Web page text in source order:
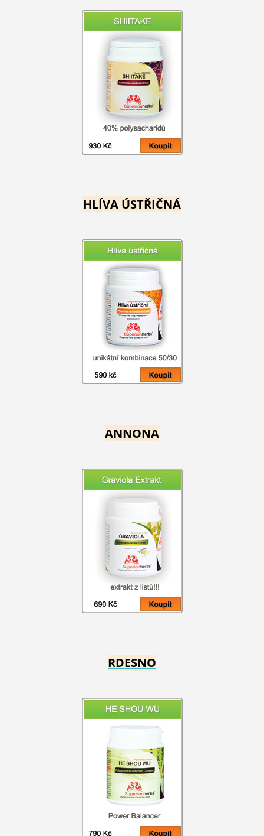
HLÍVA ÚSTŘIČNÁ
ANNONA
RDESNO